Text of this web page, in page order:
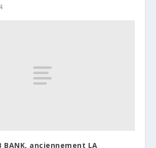
BANK, anciennement LA